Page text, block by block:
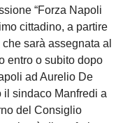
“Forza Napoli
cittadino, a partire
sarà assegnata al
entro o subito dopo
ad Aurelio De
il sindaco Manfredi a
del Consiglio